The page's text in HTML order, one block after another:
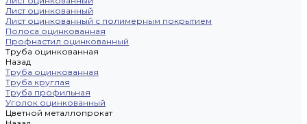
Лист оцинкованный
Лист оцинкованный с полимерным покрытием
Полоса оцинкованная
Профнастил оцинкованный
Труба оцинкованная
Назад
Труба оцинкованная
Труба круглая
Труба профильная
Уголок оцинкованный
Цветной металлопрокат